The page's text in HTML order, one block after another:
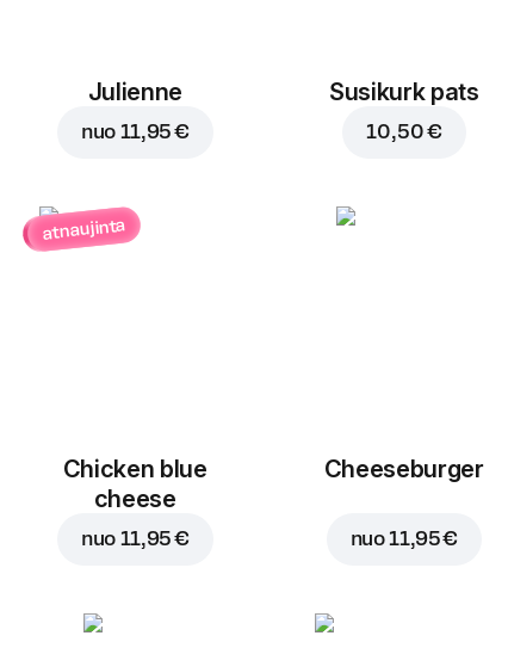
Julienne
nuo 11,95 €
Susikurk pats
10,50 €
atnaujinta
Chicken blue
cheese
nuo 11,95 €
Cheeseburger
nuo11,95 €